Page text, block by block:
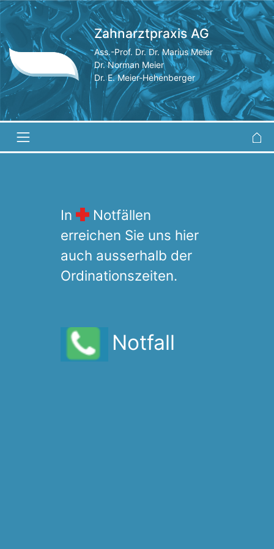
Zahnarztpraxis AG
Ass.-Prof. Dr. Dr. Marius Meier
Dr. Norman Meier
Dr. E. Meier-Hehenberger
In
Notfällen
erreichen Sie uns hier
auch ausserhalb der
Ordinationszeiten.
Notfall